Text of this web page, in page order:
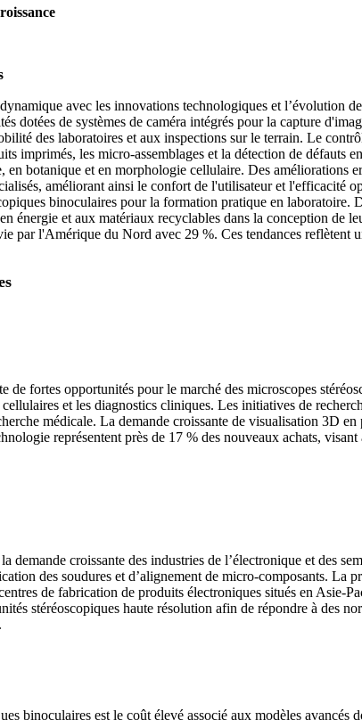
avec les innovations technologiques et l’évolution
dotées de systèmes de caméra intégrés pour la capture
des laboratoires et aux inspections sur le terrain. Le
imprimés, les micro-assemblages et la détection de défauts
botanique et en morphologie cellulaire. Des améliorations
améliorant ainsi le confort de l'utilisateur et l'efficacité
binoculaires pour la formation pratique en
énergie et aux matériaux recyclables dans la conception de
par l'Amérique du Nord avec 29 %. Ces tendances reflètent
de fortes opportunités pour le marché des microscopes
et les diagnostics cliniques. Les initiatives de
médicale. La demande croissante de visualisation 3D
représentent près de 17 % des nouveaux achats,
croissante des industries de l’électronique et des
des soudures et d’alignement de micro-composants. La
de fabrication de produits électroniques situés en Asie-
stéréoscopiques haute résolution afin de répondre à des
binoculaires est le coût élevé associé aux modèles avancés